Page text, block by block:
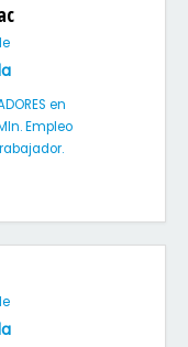
en
Empleo